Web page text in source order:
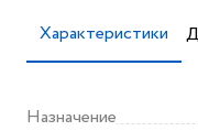
Характеристики
Назначение